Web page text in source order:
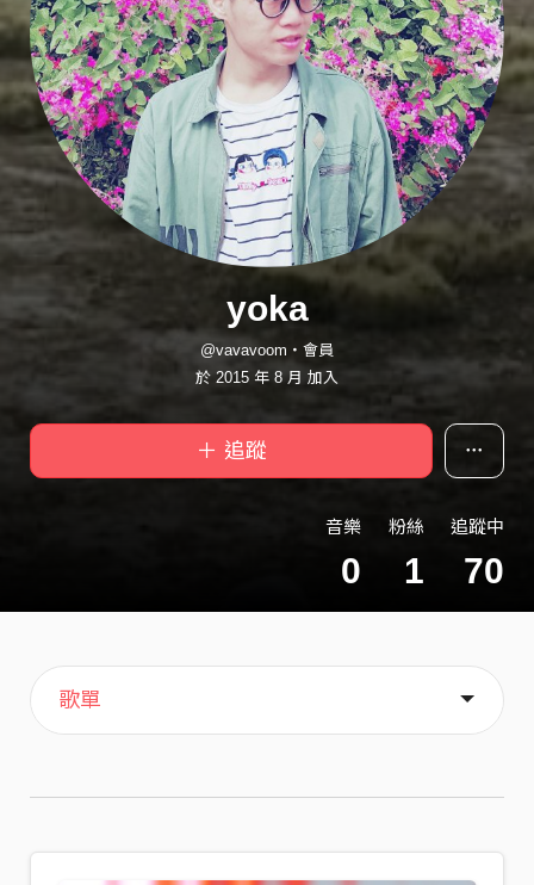
yoka
@vavavoom・會員
於 2015 年 8 月 加入
＋ 追蹤
音樂
0
粉絲
1
追蹤中
70
主頁
歌單
喜歡
關於